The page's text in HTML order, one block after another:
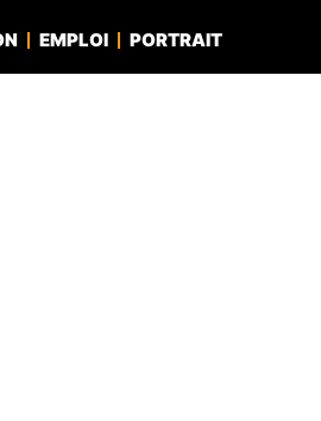
EMPLOI PORTRAIT